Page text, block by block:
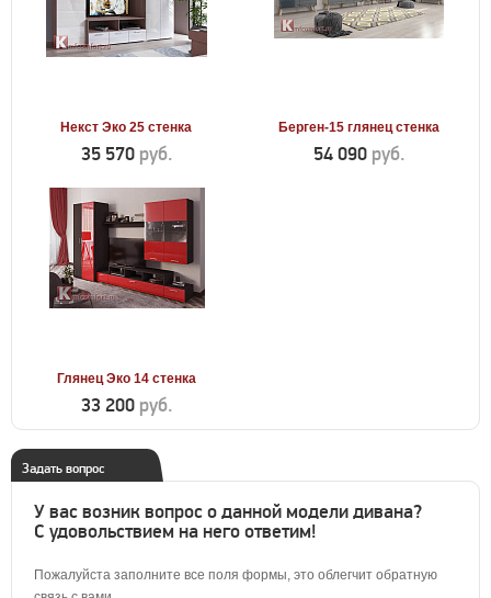
Некст Эко 25 стенка
35 570 руб.
Берген-15 глянец стенка
54 090 руб.
Глянец Эко 14 стенка
33 200 руб.
Задать вопрос
У вас возник вопрос о данной модели дивана?
С удовольствием на него ответим!
Пожалуйста заполните все поля формы, это облегчит обратную